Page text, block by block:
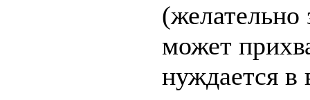
(желательно
может
нуждается в